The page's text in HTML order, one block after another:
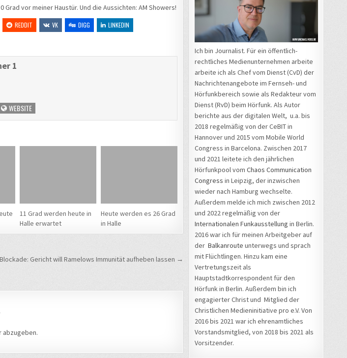
WERDEN
ES
HEUTE
3
Grad vor meiner Haustür. Und die Aussichten: AM Showers!
REDDIT VK DIGG LINKEDIN
1
WEBSITE
11 Grad werden heute in
Halle erwartet
Heute werden es 26 Grad
in Halle
Gericht will Ramelows Immunität aufheben lassen →
abzugeben.
Ich bin Journalist. Für ein öffentlich-
rechtliches Medienunternehmen arbeite
arbeite ich als Chef vom Dienst (CvD) der
Nachrichtenangebote im Fernseh- und
Hörfunkbereich sowie als Redakteur vom
Dienst (RvD) beim Hörfunk. Als Autor
berichte aus der digitalen Welt, u.a. bis
2018 regelmäßig von der CeBIT in
Hannover und 2015 vom Mobile World
Congress in Barcelona. Zwischen 2017
und 2021 leitete ich den jährlichen
Hörfunkpool vom Chaos Communication
Congress in Leipzig, der inzwischen
wieder nach Hamburg wechselte.
Außerdem melde ich mich zwischen 2012
und 2022 regelmäßig von der
Internationalen Funkausstellung in Berlin.
2016 war ich für meinen Arbeitgeber auf
der Balkanroute unterwegs und sprach
mit Flüchtlingen. Hinzu kam eine
Vertretungszeit als
Hauptstadtkorrespondent für den
Hörfunk in Berlin. Außerdem bin ich
engagierter Christ und Mitglied der
Christlichen Medieninitiative pro e.V. Von
2016 bis 2021 war ich ehrenamtliches
Vorstandsmitglied, von 2018 bis 2021 als
Vorsitzender.